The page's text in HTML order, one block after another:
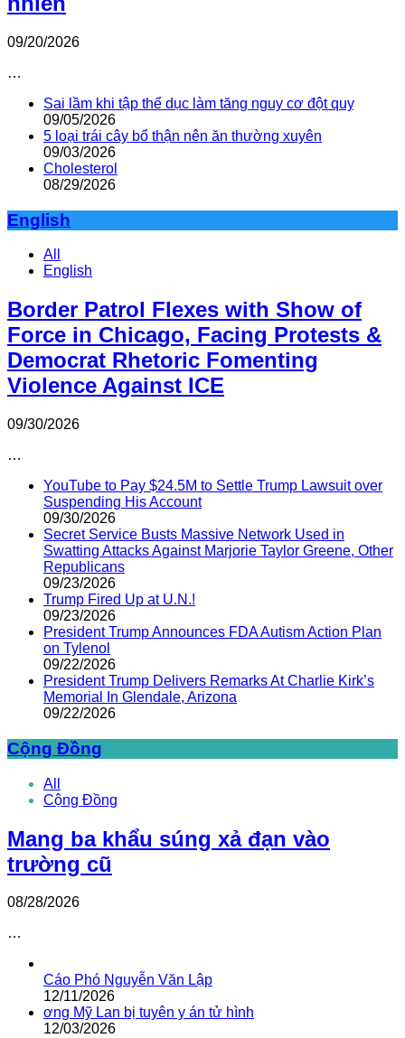
09/20/2026
…
Sai lầm khi tập thể dục làm tăng nguy cơ đột quỵ
09/05/2026
5 loại trái cây bổ thận nên ăn thường xuyên
09/03/2026
Cholesterol
08/29/2026
English
All
English
Border Patrol Flexes with Show of
Force in Chicago, Facing Protests &
Democrat Rhetoric Fomenting
Violence Against ICE
09/30/2026
…
YouTube to Pay $24.5M to Settle Trump Lawsuit over
Suspending His Account
09/30/2026
Secret Service Busts Massive Network Used in
Swatting Attacks Against Marjorie Taylor Greene, Other
Republicans
09/23/2026
Trump Fired Up at U.N.!
09/23/2026
President Trump Announces FDA Autism Action Plan
on Tylenol
09/22/2026
President Trump Delivers Remarks At Charlie Kirk’s
Memorial In Glendale, Arizona
09/22/2026
Cộng Đồng
All
Cộng Đồng
Mang ba khẩu súng xả đạn vào
trường cũ
08/28/2026
…
Cáo Phó Nguyễn Văn Lập
12/11/2026
ơng Mỹ Lan bị tuyên y án tử hình
12/03/2026